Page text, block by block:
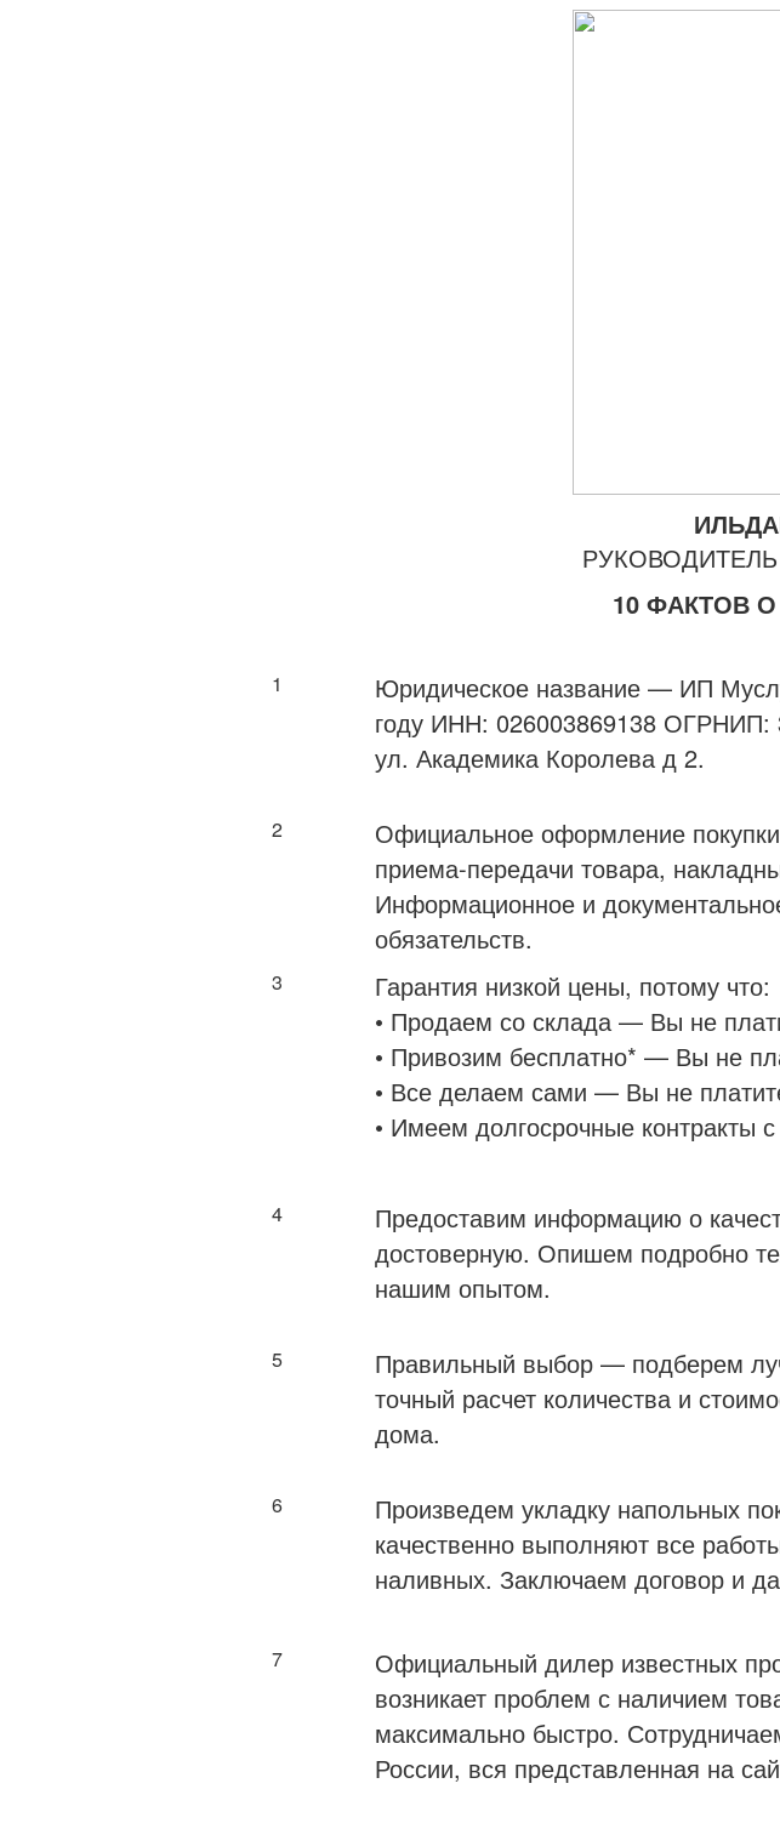
10 ФАКТОВ
1
Юридическое название — ИП
году ИНН: 026003869138 ОГРНИП:
ул. Академика Королева д 2.
2
Официальное оформление
приема-передачи товара,
Информационное и
обязательств.
3
Гарантия низкой цены, потому что:
• Продаем со склада — Вы не
• Привозим бесплатно* — Вы не
• Все делаем сами — Вы не
• Имеем долгосрочные контракты
4
Предоставим информацию о
достоверную. Опишем подробно
нашим опытом.
5
Правильный выбор — подберем
точный расчет количества и
дома.
6
Произведем укладку напольных
качественно выполняют все
наливных. Заключаем договор и
7
Официальный дилер известных
возникает проблем с наличием
максимально быстро.
России, вся представленная на